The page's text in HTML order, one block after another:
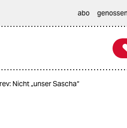
abo
Nicht „unser Sascha“